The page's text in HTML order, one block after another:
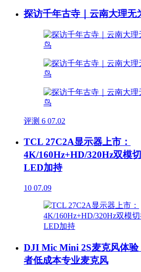
探访千年古寺｜云南大理无
评测 6 07.02
TCL 27C2A显示器上市：
4K/160Hz+HD/320Hz双模
LED加持
10 07.09
DJI Mic Mini 2S麦克风体验
者低成本专业麦克风